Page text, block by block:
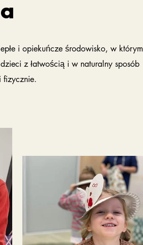
i opiekuńcze środowisko, w którym
z łatwością i w naturalny sposób
fizycznie.